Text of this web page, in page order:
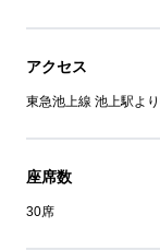
アクセス
東急池上線 池上駅よ
座席数
30席